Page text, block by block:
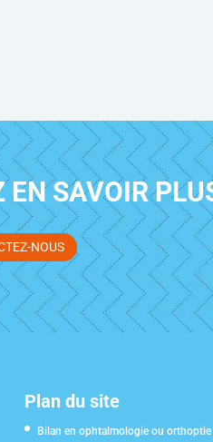
SAVOIR
NOUS
Plan du site
Bilan en ophtalmologie ou orthoptie